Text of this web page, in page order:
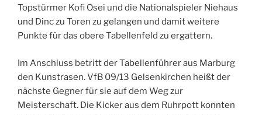
Topstürmer Kofi Osei und die Nationalspieler Niehaus
und Dinc zu Toren zu gelangen und damit weitere
Punkte für das obere Tabellenfeld zu ergattern.
Im Anschluss betritt der Tabellenführer aus Marburg
den Kunstrasen. VfB 09/13 Gelsenkirchen heißt der
nächste Gegner für sie auf dem Weg zur
Meisterschaft. Die Kicker aus dem Ruhrpott konnten